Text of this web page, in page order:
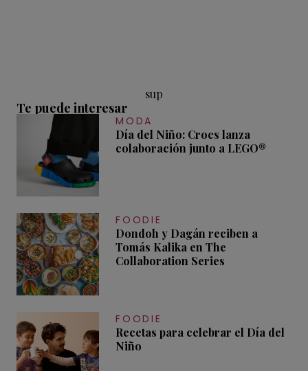
sup
Te puede interesar
MODA
Día del Niño: Crocs lanza
colaboración junto a LEGO®
FOODIE
Dondoh y Dagán reciben a
Tomás Kalika en The
Collaboration Series
FOODIE
Recetas para celebrar el Día del
Niño